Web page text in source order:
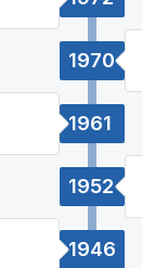
1970
1961
1952
1946